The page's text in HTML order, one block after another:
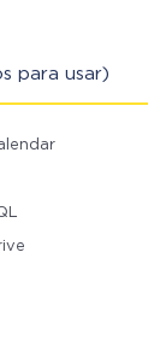
para usar)